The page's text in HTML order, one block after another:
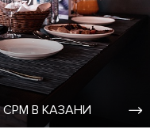
В КАЗАНИ